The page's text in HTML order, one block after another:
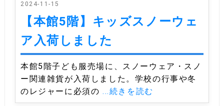
2024-11-15
【本館5階】キッズスノーウェ
ア入荷しました
本館5階子ども服売場に、スノーウェア・スノ
ー関連雑貨が入荷しました。学校の行事や冬
のレジャーに必須の ...続きを読む